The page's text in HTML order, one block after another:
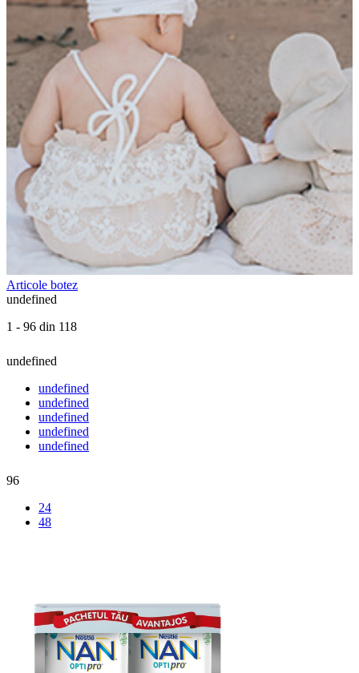
Articole botez
undefined
1 - 96 din 118
undefined
undefined
undefined
undefined
undefined
undefined
96
24
48